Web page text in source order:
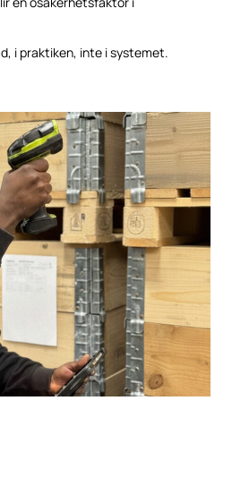
i praktiken, inte i systemet.